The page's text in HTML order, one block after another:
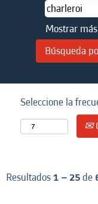
Mostrar
Seleccione la
Resultados1 – 25de